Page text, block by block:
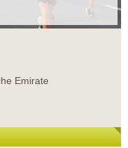
Emirate